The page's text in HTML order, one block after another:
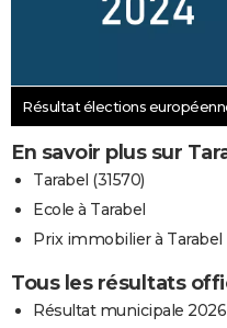
Résultat élections
En savoir plus sur
Tarabel (31570)
Ecole à Tarabel
Prix immobilier à Tarabel
Tous les résultats
Résultat municipale 2026